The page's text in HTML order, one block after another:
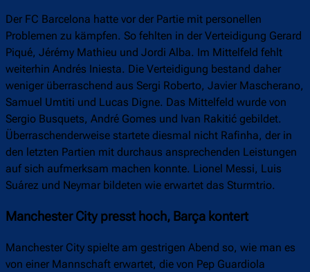
Der FC Barcelona hatte vor der Partie mit personellen
Problemen zu kämpfen. So fehlten in der Verteidigung Gerard
Piqué, Jérémy Mathieu und Jordi Alba. Im Mittelfeld fehlt
weiterhin Andrés Iniesta. Die Verteidigung bestand daher
weniger überraschend aus Sergi Roberto, Javier Mascherano,
Samuel Umtiti und Lucas Digne. Das Mittelfeld wurde von
Sergio Busquets, André Gomes und Ivan Rakitić gebildet.
Überraschenderweise startete diesmal nicht Rafinha, der in
den letzten Partien mit durchaus ansprechenden Leistungen
auf sich aufmerksam machen konnte. Lionel Messi, Luis
Suárez und Neymar bildeten wie erwartet das Sturmtrio.
Manchester City presst hoch, Barça kontert
Manchester City spielte am gestrigen Abend so, wie man es
von einer Mannschaft erwartet, die von Pep Guardiola